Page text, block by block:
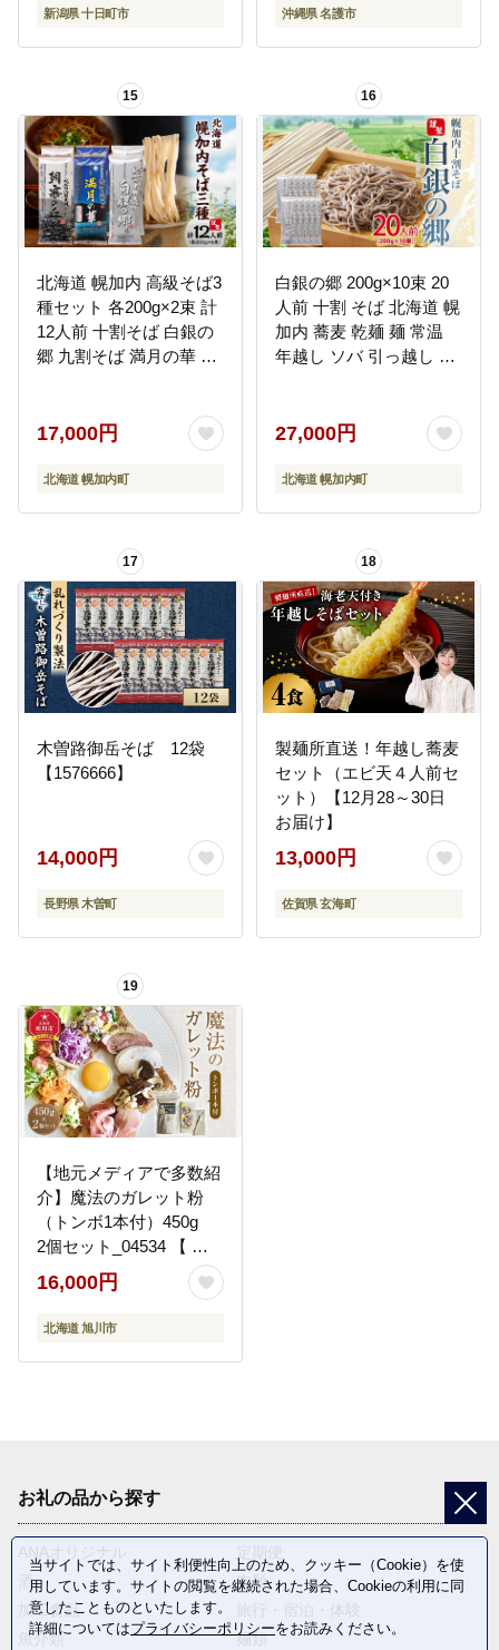
新潟県 十日町市
汁 スープ
沖縄県 名護市
15
北海道 幌加内 高級そば3
種セット 各200g×2束 計
12人前 十割そば 白銀の
郷 九割そば 満月の華 八
グルメ 無塩 備蓄 無添加
食塩不使用 国産 お取り
寄せ ギフト 人気 ほろか
17,000円
北海道 幌加内町
16
白銀の郷 200g×10束 20
人前 十割 そば 北海道 幌
加内 蕎麦 乾麺 麺 常温
年越し ソバ 引っ越し 十
グルテンフリー 和食 ヘ
ルシー お取り寄せ ギフ
ト 贈り物 まとめ買い ほ
27,000円
北海道 幌加内町
17
木曽路御岳そば 12袋
【1576666】
14,000円
長野県 木曽町
18
製麺所直送！年越し蕎麦
セット（エビ天４人前セ
ット）【12月28～30日
お届け】
13,000円
佐賀県 玄海町
19
【地元メディアで多数紹
介】魔法のガレット粉
（トンボ1本付）450g
2個セット_04534 【 江
丹別そば 韃靼そば 満天
きらり グルテンフリー
ノングルテン 全国発送
別 ガレット粉 魔法のじ
16,000円
北海道 旭川市
お礼の品から探す
酒
肉類
加工食品
魚介類
麺類
当サイトでは、サイト利便性向上のため、クッキー（Cookie）を使
用しています。サイトの閲覧を継続された場合、Cookieの利用に同
意したことものといたします。
詳細についてはプライバシーポリシーをお読みください。